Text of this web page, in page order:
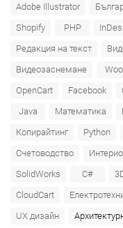
Adobe Illustrator
Shopify
PHP
Редакция на текст
Видеозаснемане
Woo
OpenCart
Facebook
Java
Математика
Копирайтинг
Python
Счетоводство
SolidWorks
C#
CloudCart
UX дизайн